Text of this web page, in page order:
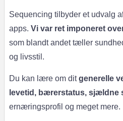
Sequencing tilbyder et udvalg
apps.Vi var ret imponeret
som blandt andet tæller
og livsstil.
Du kan lære om ditgenerelle
levetid, bærerstatus, sjældne
ernæringsprofil og meget mere.